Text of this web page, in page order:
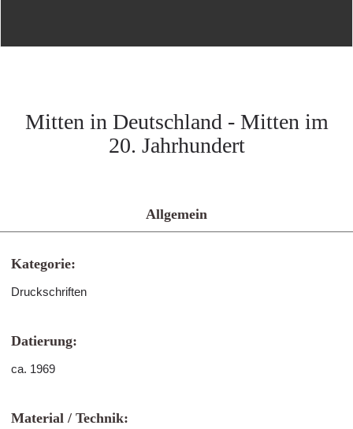
Mitten in Deutschland - Mitten im
20. Jahrhundert
Allgemein
Kategorie:
Druckschriften
Datierung:
ca. 1969
Material / Technik: